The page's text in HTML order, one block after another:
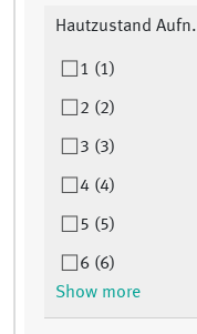
Hautzustand Aufn.
1 (1)
2 (2)
3 (3)
4 (4)
5 (5)
6 (6)
Show more